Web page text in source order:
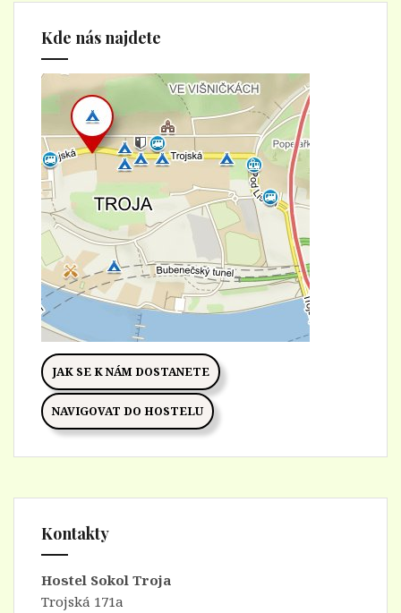
Kde nás najdete
JAK SE K NÁM DOSTANETE
NAVIGOVAT DO HOSTELU
Kontakty
Hostel Sokol Troja
Trojská 171a